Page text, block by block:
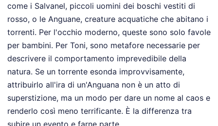
come i Salvanel, piccoli uomini dei boschi vestiti di
rosso, o le Anguane, creature acquatiche che abitano i
torrenti. Per l'occhio moderno, queste sono solo favole
per bambini. Per Toni, sono metafore necessarie per
descrivere il comportamento imprevedibile della
natura. Se un torrente esonda improvvisamente,
attribuirlo all'ira di un'Anguana non è un atto di
superstizione, ma un modo per dare un nome al caos e
renderlo così meno terrificante. È la differenza tra
subire un evento e farne parte.